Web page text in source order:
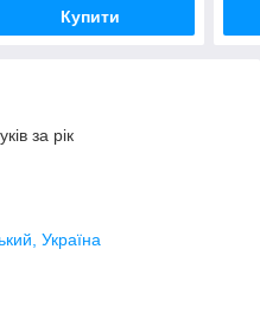
Купити
за рік
Україна